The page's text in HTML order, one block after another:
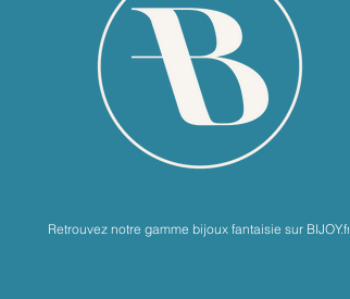
Retrouvez notre gamme bijoux fantaisie sur BIJOY.fr